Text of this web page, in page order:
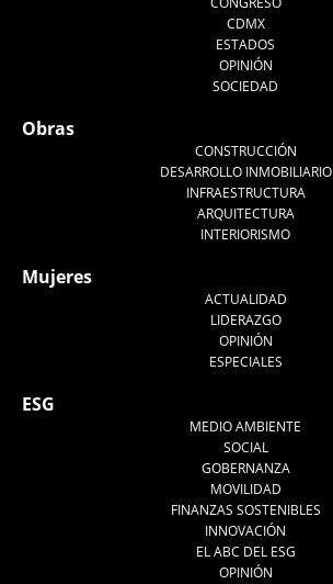
CDMX
ESTADOS
OPINIÓN
SOCIEDAD
Obras
CONSTRUCCIÓN
DESARROLLO INMOBILIARIO
INFRAESTRUCTURA
ARQUITECTURA
INTERIORISMO
Mujeres
ACTUALIDAD
LIDERAZGO
OPINIÓN
ESPECIALES
ESG
MEDIO AMBIENTE
SOCIAL
GOBERNANZA
MOVILIDAD
FINANZAS SOSTENIBLES
INNOVACIÓN
EL ABC DEL ESG
OPINIÓN